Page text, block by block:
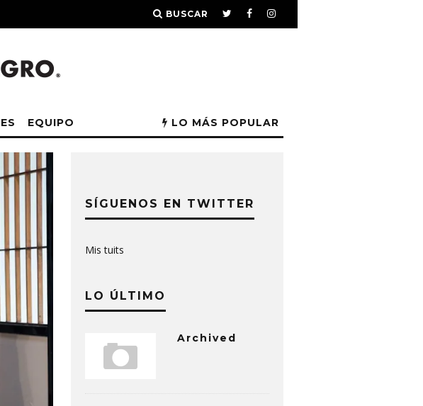
BUSCAR
EQUIPO LO MÁS POPULAR
SÍGUENOS EN TWITTER
Mis tuits
LO ÚLTIMO
Archived